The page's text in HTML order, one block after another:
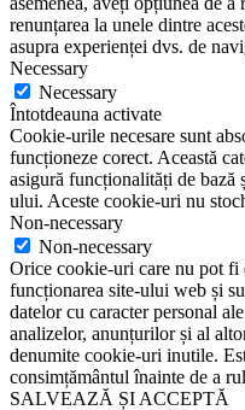
renunțarea la unele dintre
asupra experienței dvs. de
Necessary
Necessary
Întotdeauna activate
Cookie-urile necesare sunt
funcționeze corect. Această
asigură funcționalități de bază
ului. Aceste cookie-uri nu
Non-necessary
Non-necessary
Orice cookie-uri care nu pot fi
funcționarea site-ului web și
datelor cu caracter personal
analizelor, anunțurilor și al
denumite cookie-uri inutile.
consimțământul înainte de a
SALVEAZĂ ȘI ACCEPTĂ